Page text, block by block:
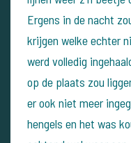
Ergens in de nacht
krijgen welke echter
werd volledig
op de plaats zou
er ook niet meer
hengels en het was